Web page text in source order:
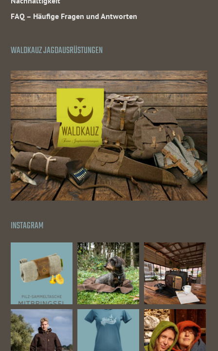
FAQ – Häufige Fragen und Antworten
WALDKAUZ JAGDAUSRÜSTUNGEN
INSTAGRAM